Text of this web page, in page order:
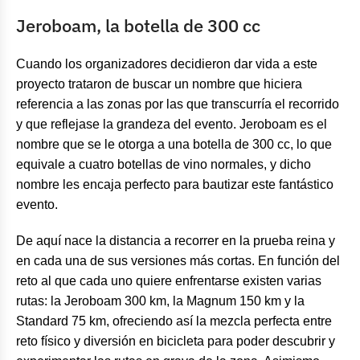
Jeroboam, la botella de 300 cc
Cuando los organizadores decidieron dar vida a este
proyecto trataron de buscar un nombre que hiciera
referencia a las zonas por las que transcurría el recorrido
y que reflejase la grandeza del evento. Jeroboam es el
nombre que se le otorga a una botella de 300 cc, lo que
equivale a cuatro botellas de vino normales, y dicho
nombre les encaja perfecto para bautizar este fantástico
evento.
De aquí nace la distancia a recorrer en la prueba reina y
en cada una de sus versiones más cortas. En función del
reto al que cada uno quiere enfrentarse existen varias
rutas: la Jeroboam 300 km, la Magnum 150 km y la
Standard 75 km, ofreciendo así la mezcla perfecta entre
reto físico y diversión en bicicleta para poder descubrir y